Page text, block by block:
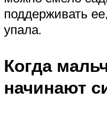
поддерживать
упала.
Когда
начинают